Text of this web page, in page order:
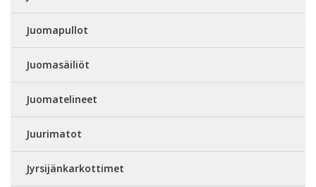
Juomapullot
Juomasäiliöt
Juomatelineet
Juurimatot
Jyrsijänkarkottimet